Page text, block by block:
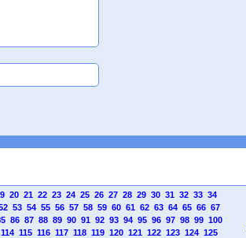
20 21 22 23 24 25 26 27 28 29 30 31 32 33 34
53 54 55 56 57 58 59 60 61 62 63 64 65 66 67
86 87 88 89 90 91 92 93 94 95 96 97 98 99 100
114 115 116 117 118 119 120 121 122 123 124 125